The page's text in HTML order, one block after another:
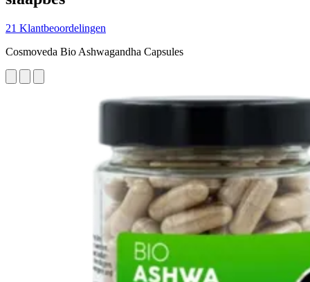
21 Klantbeoordelingen
Cosmoveda Bio Ashwagandha Capsules